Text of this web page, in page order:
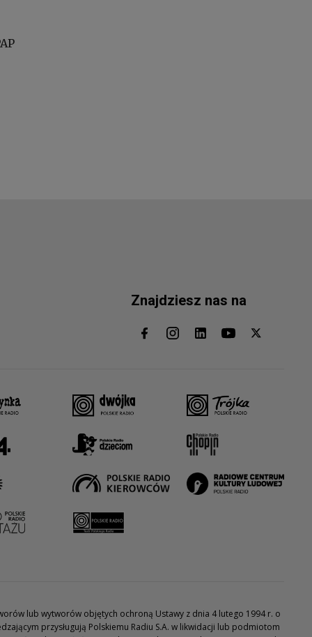
Znajdziesz nas na
lub wytworów objętych ochroną Ustawy z dnia 4 lutego 1994 r. o
przysługują Polskiemu Radiu S.A. w likwidacji lub podmiotom